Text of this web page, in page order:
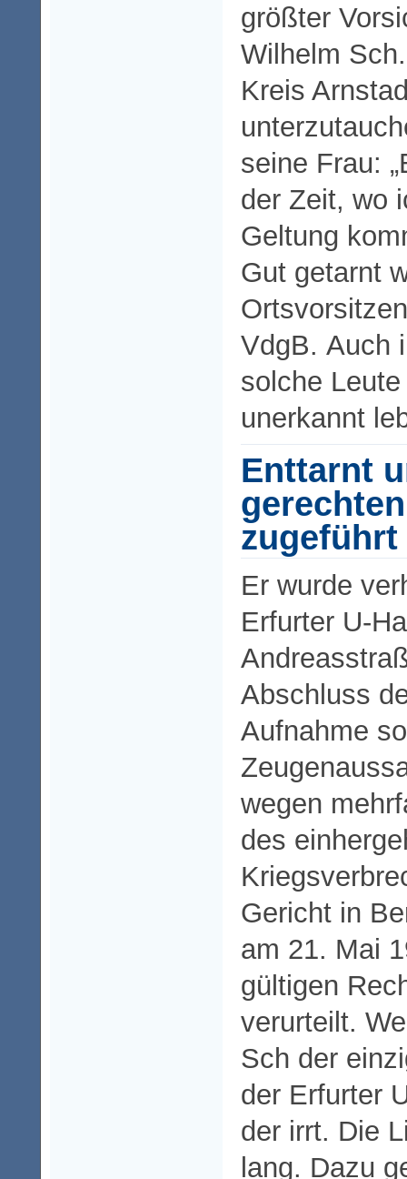
größter
Wilhelm
Kreis
seine Frau:
der Zeit, wo
Geltung
Gut getarnt
VdgB. Auch
solche
unerkannt
Enttarnt
zugeführt
Er wurde
Erfurter U-
Abschluss
Aufnahme
wegen
des
Gericht in
am 21. Mai
gültigen
verurteilt.
Sch der
der Erfurter
der irrt. Die
lang. Dazu